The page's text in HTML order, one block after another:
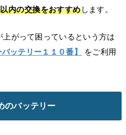
内の交換をおすすめします。
上がって困っているという方は
ッテリー１１０番】
をご利用
のバッテリー